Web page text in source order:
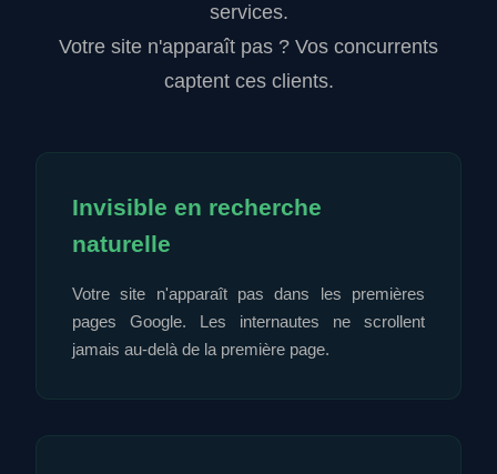
services.
Votre site n'apparaît pas ? Vos concurrents
captent ces clients.
Invisible en recherche
naturelle
Votre site n'apparaît pas dans les premières
pages Google. Les internautes ne scrollent
jamais au-delà de la première page.